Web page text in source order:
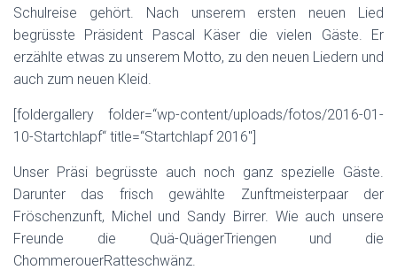
Schulreise gehört. Nach unserem ersten neuen Lied
begrüsste Präsident Pascal Käser die vielen Gäste. Er
erzählte etwas zu unserem Motto, zu den neuen Liedern und
auch zum neuen Kleid.
[foldergallery folder=“wp-content/uploads/fotos/2016-01-
10-Startchlapf“ title=“Startchlapf 2016″]
Unser Präsi begrüsste auch noch ganz spezielle Gäste.
Darunter das frisch gewählte Zunftmeisterpaar der
Fröschenzunft, Michel und Sandy Birrer. Wie auch unsere
Freunde die Quä-QuägerTriengen und die
ChommerouerRatteschwänz.